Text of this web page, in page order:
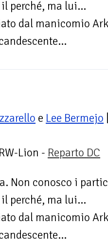
il perché, ma lui…
dal manicomio
e Lee Bermejo
Lion - Reparto DC
Non conosco i
il perché, ma lui…
dal manicomio